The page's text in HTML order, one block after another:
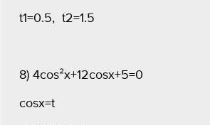
t1=0.5, t2=1.5
8) 4cos²x+12cosx+5=0
cosx=t